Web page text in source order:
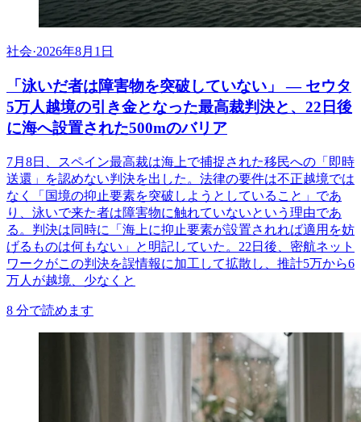
社会·2026年8月1日
「泳いだ者は障害物を突破していない」 ― セウタ
5万人越境の引き金となった最高裁判決と、22日後
に海へ設置された500mのバリア
7月8日、スペイン最高裁は海上で捕捉された移民への「即時
送還」を認めない判決を出した。法律の要件は不正越境では
なく「国境の抑止要素を突破しようとしていること」であ
り、泳いで来た者は障害物に触れていないという理由であ
る。判決は同時に「海上に抑止要素が設置されれば適用を妨
げるものは何もない」と明記していた。22日後、密航ネット
ワークがこの判決を誤情報に加工して拡散し、推計5万から6
万人が越境、少なくと
8 分で読めます